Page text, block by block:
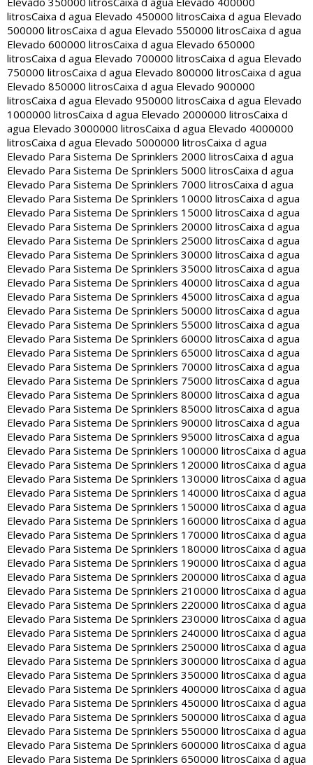
litrosCaixa d agua Elevado 450000 litrosCaixa d agua Elevado
500000 litrosCaixa d agua Elevado 550000 litrosCaixa d agua
Elevado 600000 litrosCaixa d agua Elevado 650000
litrosCaixa d agua Elevado 700000 litrosCaixa d agua Elevado
750000 litrosCaixa d agua Elevado 800000 litrosCaixa d agua
Elevado 850000 litrosCaixa d agua Elevado 900000
litrosCaixa d agua Elevado 950000 litrosCaixa d agua Elevado
1000000 litrosCaixa d agua Elevado 2000000 litrosCaixa d
agua Elevado 3000000 litrosCaixa d agua Elevado 4000000
litrosCaixa d agua Elevado 5000000 litrosCaixa d agua
Elevado Para Sistema De Sprinklers 2000 litrosCaixa d agua
Elevado Para Sistema De Sprinklers 5000 litrosCaixa d agua
Elevado Para Sistema De Sprinklers 7000 litrosCaixa d agua
Elevado Para Sistema De Sprinklers 10000 litrosCaixa d agua
Elevado Para Sistema De Sprinklers 15000 litrosCaixa d agua
Elevado Para Sistema De Sprinklers 20000 litrosCaixa d agua
Elevado Para Sistema De Sprinklers 25000 litrosCaixa d agua
Elevado Para Sistema De Sprinklers 30000 litrosCaixa d agua
Elevado Para Sistema De Sprinklers 35000 litrosCaixa d agua
Elevado Para Sistema De Sprinklers 40000 litrosCaixa d agua
Elevado Para Sistema De Sprinklers 45000 litrosCaixa d agua
Elevado Para Sistema De Sprinklers 50000 litrosCaixa d agua
Elevado Para Sistema De Sprinklers 55000 litrosCaixa d agua
Elevado Para Sistema De Sprinklers 60000 litrosCaixa d agua
Elevado Para Sistema De Sprinklers 65000 litrosCaixa d agua
Elevado Para Sistema De Sprinklers 70000 litrosCaixa d agua
Elevado Para Sistema De Sprinklers 75000 litrosCaixa d agua
Elevado Para Sistema De Sprinklers 80000 litrosCaixa d agua
Elevado Para Sistema De Sprinklers 85000 litrosCaixa d agua
Elevado Para Sistema De Sprinklers 90000 litrosCaixa d agua
Elevado Para Sistema De Sprinklers 95000 litrosCaixa d agua
Elevado Para Sistema De Sprinklers 100000 litrosCaixa d agua
Elevado Para Sistema De Sprinklers 120000 litrosCaixa d agua
Elevado Para Sistema De Sprinklers 130000 litrosCaixa d agua
Elevado Para Sistema De Sprinklers 140000 litrosCaixa d agua
Elevado Para Sistema De Sprinklers 150000 litrosCaixa d agua
Elevado Para Sistema De Sprinklers 160000 litrosCaixa d agua
Elevado Para Sistema De Sprinklers 170000 litrosCaixa d agua
Elevado Para Sistema De Sprinklers 180000 litrosCaixa d agua
Elevado Para Sistema De Sprinklers 190000 litrosCaixa d agua
Elevado Para Sistema De Sprinklers 200000 litrosCaixa d agua
Elevado Para Sistema De Sprinklers 210000 litrosCaixa d agua
Elevado Para Sistema De Sprinklers 220000 litrosCaixa d agua
Elevado Para Sistema De Sprinklers 230000 litrosCaixa d agua
Elevado Para Sistema De Sprinklers 240000 litrosCaixa d agua
Elevado Para Sistema De Sprinklers 250000 litrosCaixa d agua
Elevado Para Sistema De Sprinklers 300000 litrosCaixa d agua
Elevado Para Sistema De Sprinklers 350000 litrosCaixa d agua
Elevado Para Sistema De Sprinklers 400000 litrosCaixa d agua
Elevado Para Sistema De Sprinklers 450000 litrosCaixa d agua
Elevado Para Sistema De Sprinklers 500000 litrosCaixa d agua
Elevado Para Sistema De Sprinklers 550000 litrosCaixa d agua
Elevado Para Sistema De Sprinklers 600000 litrosCaixa d agua
Elevado Para Sistema De Sprinklers 650000 litrosCaixa d agua